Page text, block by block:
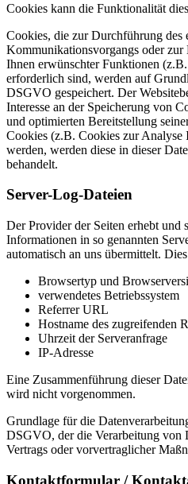
Cookies kann die Funktionalität
Cookies, die zur Durchführung des
Kommunikationsvorgangs oder zur
Ihnen erwünschter Funktionen
erforderlich sind, werden auf
DSGVO gespeichert. Der
Interesse an der Speicherung von
und optimierten Bereitstellung
Cookies (z.B. Cookies zur Analyse
werden, werden diese in dieser
behandelt.
Server-Log-Dateien
Der Provider der Seiten erhebt und
Informationen in so genannten
automatisch an uns übermittelt.
Browsertyp und
verwendetes Betriebssystem
Referrer URL
Hostname des zugreifenden
Uhrzeit der Serveranfrage
IP-Adresse
Eine Zusammenführung dieser
wird nicht vorgenommen.
Grundlage für die
DSGVO, der die Verarbeitung von
Vertrags oder vorvertraglicher
Kontaktformular /